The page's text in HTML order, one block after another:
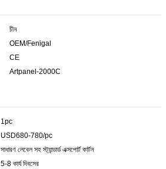
চীন
OEM/Fenigal
CE
Artpanel-2000C
1pc
USD680-780/pc
সাধারণ লেবেল সহ স্ট্যান্ডার্ড এক্সপোর্ট কার্টন
5-8 কার্য দিবসের